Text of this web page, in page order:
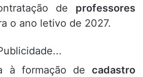
de professores
o ano letivo de 2027.
à formação de cadastro